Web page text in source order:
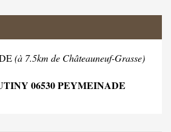
(à 7.5km de Châteauneuf-Grasse)
06530 PEYMEINADE